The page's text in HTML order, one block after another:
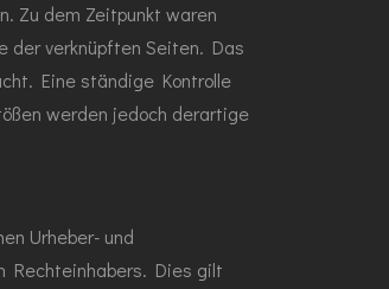
Zu dem Zeitpunkt waren
der verknüpften Seiten. Das
Eine ständige Kontrolle
werden jedoch derartige
Urheber- und
Rechteinhabers. Dies gilt